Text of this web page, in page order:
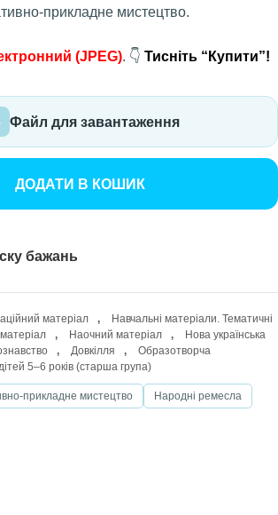
прикладне мистецтво.
(JPEG). 👇 Тисніть “Купити”!
Файл для завантаження
ДОДАТИ В КОШИК
бажань
матеріал ,
Навчальні матеріали. Тематичні
, Наочний матеріал ,
Нова українська
, Довкілля ,
Образотворча
5–6 років (старша група)
прикладне мистецтво Народні ремесла